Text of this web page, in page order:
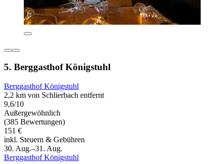
5. Berggasthof Königstuhl
Berggasthof Königstuhl
2,2 km von Schlierbach entfernt
9,6/10
Außergewöhnlich
(385 Bewertungen)
151 €
inkl. Steuern & Gebühren
30. Aug.–31. Aug.
Berggasthof Königstuhl